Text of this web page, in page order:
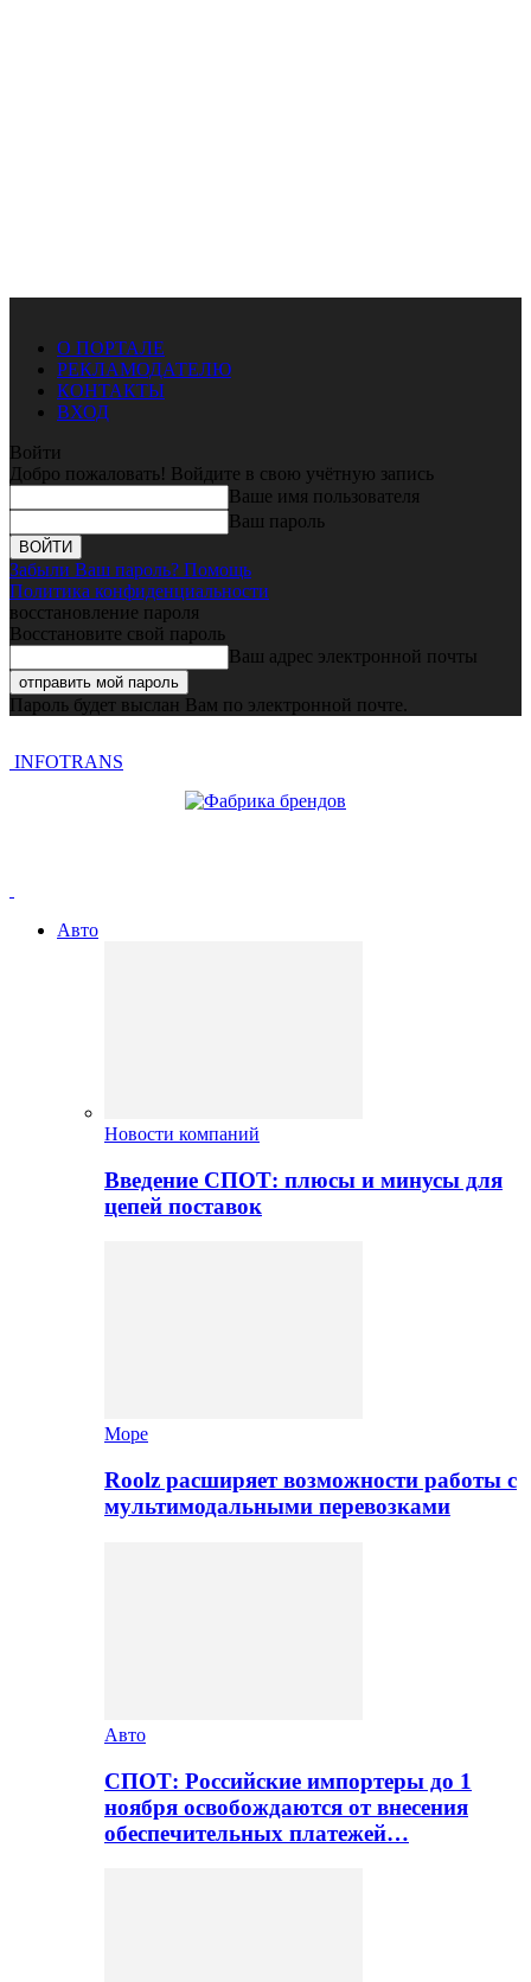
О ПОРТАЛЕ
РЕКЛАМОДАТЕЛЮ
КОНТАКТЫ
ВХОД
Войти
Добро пожаловать! Войдите в свою учётную запись
Ваше имя пользователя
Ваш пароль
Забыли Ваш пароль? Помощь
Политика конфиденциальности
восстановление пароля
Восстановите свой пароль
Ваш адрес электронной почты
Пароль будет выслан Вам по электронной почте.
INFOTRANS
Авто
Новости компаний
Введение СПОТ: плюсы и минусы для
цепей поставок
Море
Roolz расширяет возможности работы с
мультимодальными перевозками
Авто
СПОТ: Российские импортеры до 1
ноября освобождаются от внесения
обеспечительных платежей…